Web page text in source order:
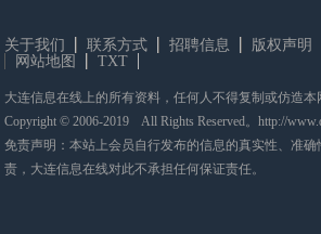
关于我们 联系方式 招聘信息 版权声明
网站地图
TXT
大连信息在线上的所有资料，任何人不得复制或仿造
Copyright © 2006-2019 All Rights Reserved。http://
免责声明：本站上会员自行发布的信息的真实性、准
责，大连信息在线对此不承担任何保证责任。